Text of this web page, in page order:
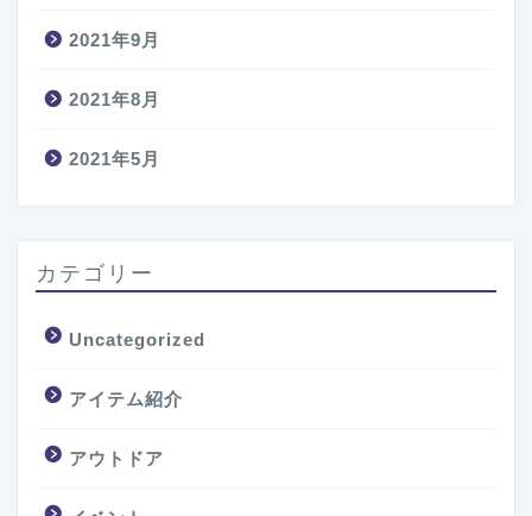
2021年9月
2021年8月
2021年5月
カテゴリー
Uncategorized
アイテム紹介
アウトドア